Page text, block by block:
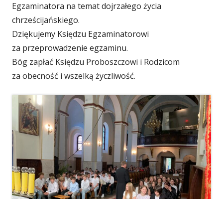
Egzaminatora na temat dojrzałego życia
chrześcijańskiego.
Dziękujemy Księdzu Egzaminatorowi
za przeprowadzenie egzaminu.
Bóg zapłać Księdzu Proboszczowi i Rodzicom
za obecność i wszelką życzliwość.